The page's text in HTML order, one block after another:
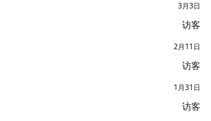
3月3日
访客
2月11日
访客
1月31日
访客